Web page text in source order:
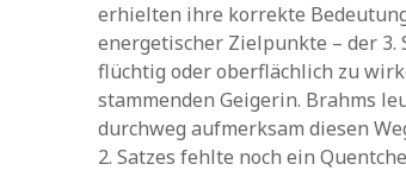
erhielten ihre korrekte
energetischer Zielpunkte – der
flüchtig oder oberflächlich zu
stammenden Geigerin. Brahms
durchweg aufmerksam diesen
2. Satzes fehlte noch ein